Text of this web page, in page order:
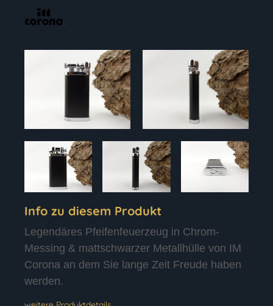
Info zu diesem Produkt
Legendäres Pfeifenfeuerzeug in Chrom-
Messing & mattschwarzer Metallhülle von IM
Corona an dem Sie lange Zeit Freude haben
werden.